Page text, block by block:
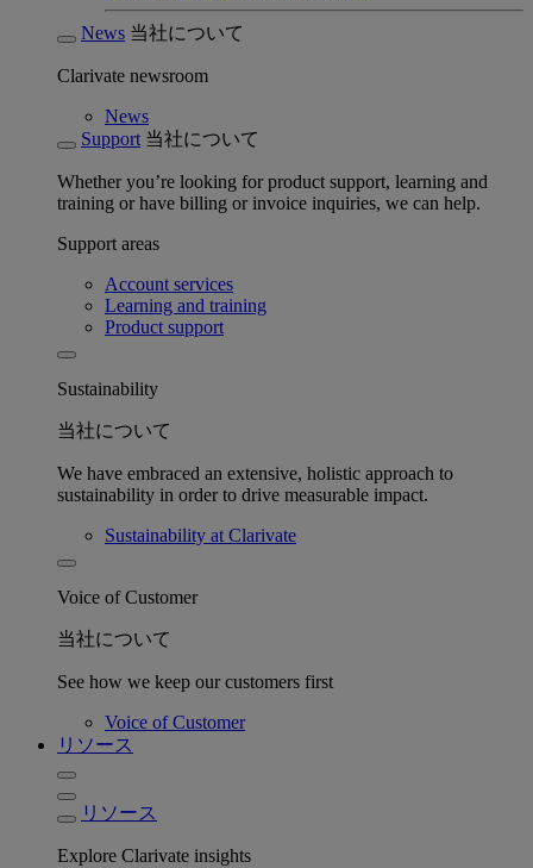
News 当社について
Clarivate newsroom
News
Support 当社について
Whether you’re looking for product support, learning and
training or have billing or invoice inquiries, we can help.
Support areas
Account services
Learning and training
Product support
Sustainability
当社について
We have embraced an extensive, holistic approach to
sustainability in order to drive measurable impact.
Sustainability at Clarivate
Voice of Customer
当社について
See how we keep our customers first
Voice of Customer
リソース
リソース
Explore Clarivate insights